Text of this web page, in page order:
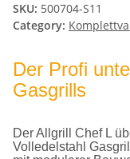
SKU: 500704-S11
Category:
Der Profi
Gasgrills
Der Allgrill Chef L
Volledelstahl Gasgrill